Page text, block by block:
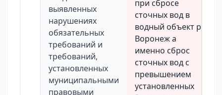
выявленных
нарушениях
обязательных
требований и
требований,
установленных
муниципальными
правовыми
при сбросе
сточных вод в
водный объект р
Воронеж а
именно сброс
сточных вод с
превышением
установленных